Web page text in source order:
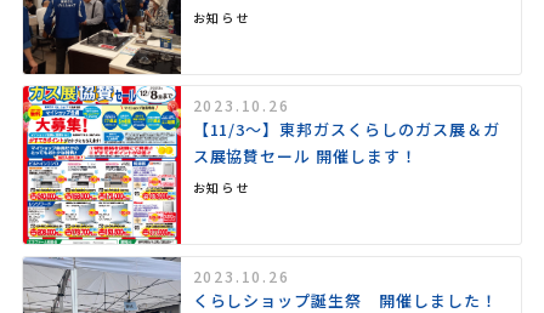
お知らせ
2023.10.26
【11/3～】東邦ガスくらしのガス展＆ガ
ス展協賛セール 開催します！
お知らせ
2023.10.26
くらしショップ誕生祭 開催しました！